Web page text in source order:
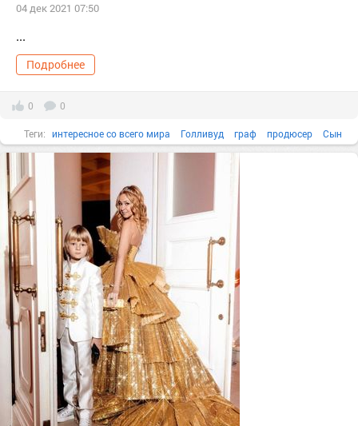
04 дек 2021 07:50
...
Подробнее
0 0
Теги: интересное со всего мира Голливуд граф продюсер Сын